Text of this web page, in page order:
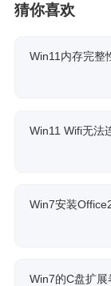
猜你喜欢
Win11内存完整
Win11 Wifi无法
Win7安装
Win7的C盘扩